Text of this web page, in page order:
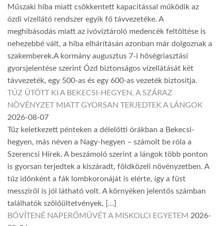
Műszaki hiba miatt csökkentett kapacitással működik az
ózdi vízellátó rendszer egyik fő távvezetéke. A
meghibásodás miatt az ivóvíztároló medencék feltöltése is
nehezebbé vált, a hiba elhárításán azonban már dolgoznak a
szakemberek.A kormány augusztus 7-i hőségriasztási
gyorsjelentése szerint Ózd biztonságos vízellátását két
távvezeték, egy 500-as és egy 600-as vezeték biztosítja.
TŰZ ÜTÖTT KI A BEKECSI-HEGYEN, A SZÁRAZ
NÖVÉNYZET MIATT GYORSAN TERJEDTEK A LÁNGOK
2026-08-07
Tűz keletkezett pénteken a délelőtti órákban a Bekecsi-
hegyen, más néven a Nagy-hegyen – számolt be róla a
Szerencsi Hírek. A beszámoló szerint a lángok több ponton
is gyorsan terjedtek a kiszáradt, földközeli növényzetben. A
tűz időnként a fák lombkoronáját is elérte, így a füst
messziről is jól látható volt. A környéken jelentős számban
találhatók szőlőültetvények, […]
BŐVÍTENÉ NAPERŐMŰVÉT A MISKOLCI EGYETEM 2026-